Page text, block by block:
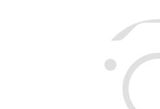
https://